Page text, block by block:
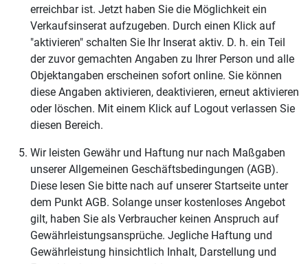
erreichbar ist. Jetzt haben Sie die Möglichkeit ein
Verkaufsinserat aufzugeben. Durch einen Klick auf
"aktivieren" schalten Sie Ihr Inserat aktiv. D. h. ein Teil
der zuvor gemachten Angaben zu Ihrer Person und alle
Objektangaben erscheinen sofort online. Sie können
diese Angaben aktivieren, deaktivieren, erneut aktivieren
oder löschen. Mit einem Klick auf Logout verlassen Sie
diesen Bereich.
Wir leisten Gewähr und Haftung nur nach Maßgaben
unserer Allgemeinen Geschäftsbedingungen (AGB).
Diese lesen Sie bitte nach auf unserer Startseite unter
dem Punkt AGB. Solange unser kostenloses Angebot
gilt, haben Sie als Verbraucher keinen Anspruch auf
Gewährleistungsansprüche. Jegliche Haftung und
Gewährleistung hinsichtlich Inhalt, Darstellung und